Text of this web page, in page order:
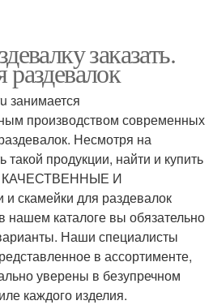
заказать.
занимается
производством современных
Несмотря на
продукции, найти и купить
КАЧЕСТВЕННЫЕ И
для раздевалок
нашем каталоге вы обязательно
Наши специалисты
в ассортименте,
уверены в безупречном
каждого изделия.